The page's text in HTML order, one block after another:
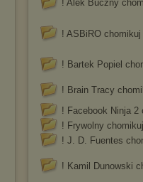
! Alek Buczny
! ASBiRO chomikuj
! Bartek Popiel
! Brain Tracy
! Facebook Ninja 2
! Frywolny chomikuj
! J. D. Fuentes
! Kamil Dunowski